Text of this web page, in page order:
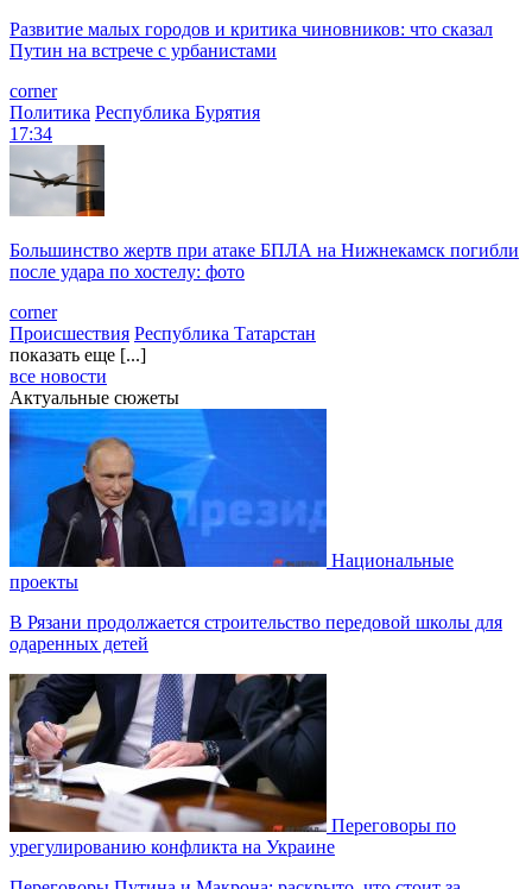
Развитие малых городов и критика чиновников: что сказал
Путин на встрече с урбанистами
corner
Политика Республика Бурятия
17:34
Большинство жертв при атаке БПЛА на Нижнекамск погибли
после удара по хостелу: фото
corner
Происшествия Республика Татарстан
показать еще [...]
все новости
Актуальные сюжеты
Национальные
проекты
В Рязани продолжается строительство передовой школы для
одаренных детей
Переговоры по
урегулированию конфликта на Украине